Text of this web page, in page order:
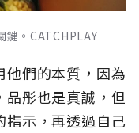
鍵。CATCHPLAY
們的本質，因為
彤也是真誠，但
示，再透過自己